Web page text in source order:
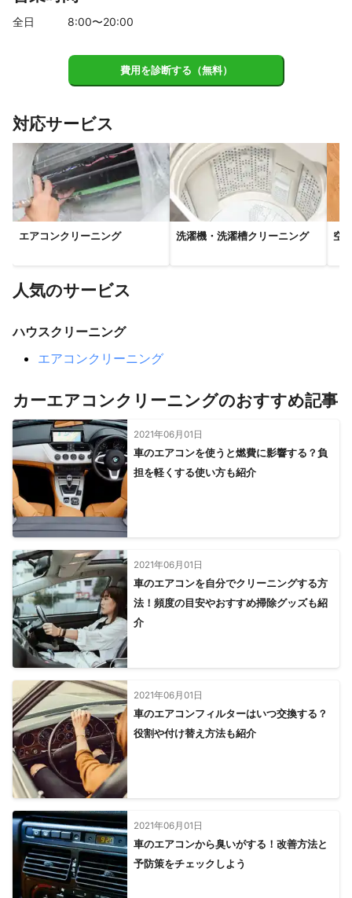
全日 8:00〜20:00
費用を診断する（無料）
対応サービス
エアコンクリーニング 洗濯機・洗濯槽クリーニング 空
人気のサービス
ハウスクリーニング
エアコンクリーニング
カーエアコンクリーニングのおすすめ記事
2021年06月01日
車のエアコンを使うと燃費に影響する？負
担を軽くする使い方も紹介
2021年06月01日
車のエアコンを自分でクリーニングする方
法！頻度の目安やおすすめ掃除グッズも紹
介
2021年06月01日
車のエアコンフィルターはいつ交換する？
役割や付け替え方法も紹介
2021年06月01日
車のエアコンから臭いがする！改善方法と
予防策をチェックしよう